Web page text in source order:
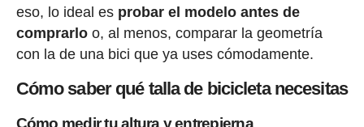
eso, lo ideal es probar el modelo antes de
comprarloo, al menos, comparar la geometría
con la de una bici que ya uses cómodamente.
Cómo saber qué talla de bicicleta necesitas
Cómo medir tu altura y entrepierna